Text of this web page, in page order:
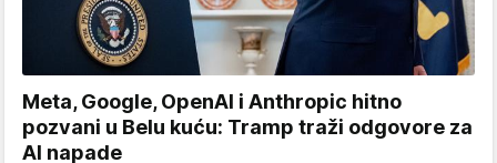
Meta, Google, OpenAI i Anthropic hitno
pozvani u Belu kuću: Tramp traži odgovore za
AI napade